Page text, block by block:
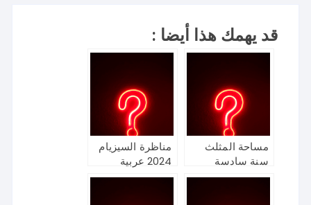
قد يهمك هذا أيضا :
مساحة المثلث
سنة سادسة
مناظرة السيزيام
2024 عربية